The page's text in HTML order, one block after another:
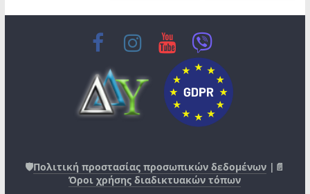
🛡️Πολιτική προστασίας προσωπικών δεδομένων |📄
Όροι χρήσης διαδικτυακών τόπων